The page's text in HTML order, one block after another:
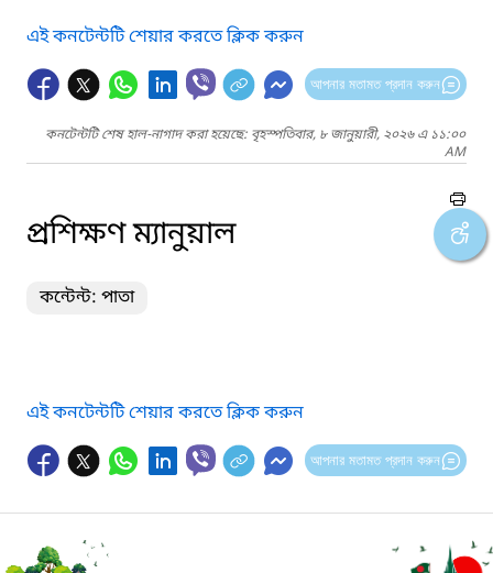
এই কনটেন্টটি শেয়ার করতে ক্লিক করুন
আপনার মতামত প্রদান করুন
কনটেন্টটি শেষ হাল-নাগাদ করা হয়েছে: বৃহস্পতিবার, ৮ জানুয়ারী, ২০২৬ এ ১১:০০
AM
প্রশিক্ষণ ম্যানুয়াল
কন্টেন্ট: পাতা
এই কনটেন্টটি শেয়ার করতে ক্লিক করুন
আপনার মতামত প্রদান করুন